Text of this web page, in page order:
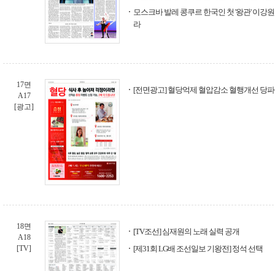
모스크바 발레 콩쿠르 한국인 첫 '왕관' 이강
라
17면
A17
[광고]
[전면광고] 혈당억제 혈압감소 혈행개선 당
18면
A18
[TV]
[TV조선] 심재원의 노래 실력 공개
[제31회 LG배 조선일보 기왕전] 정석 선택